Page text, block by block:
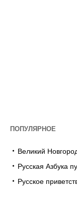
ПОПУЛЯРНОЕ
Великий
Русская Азбука
Русское